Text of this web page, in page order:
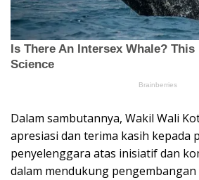
Dalam sambutannya, Wakil Wali
apresiasi dan terima kasih kepada
penyelenggara atas inisiatif dan
dalam mendukung